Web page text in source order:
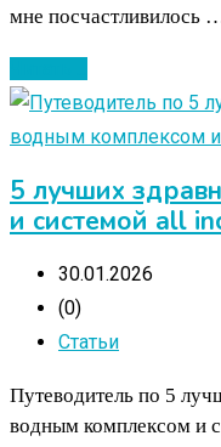
мне посчастливилось
5 лучших
и системой all
30.01.2026
(0)
Статьи
Путеводитель по 5
водным комплексом и